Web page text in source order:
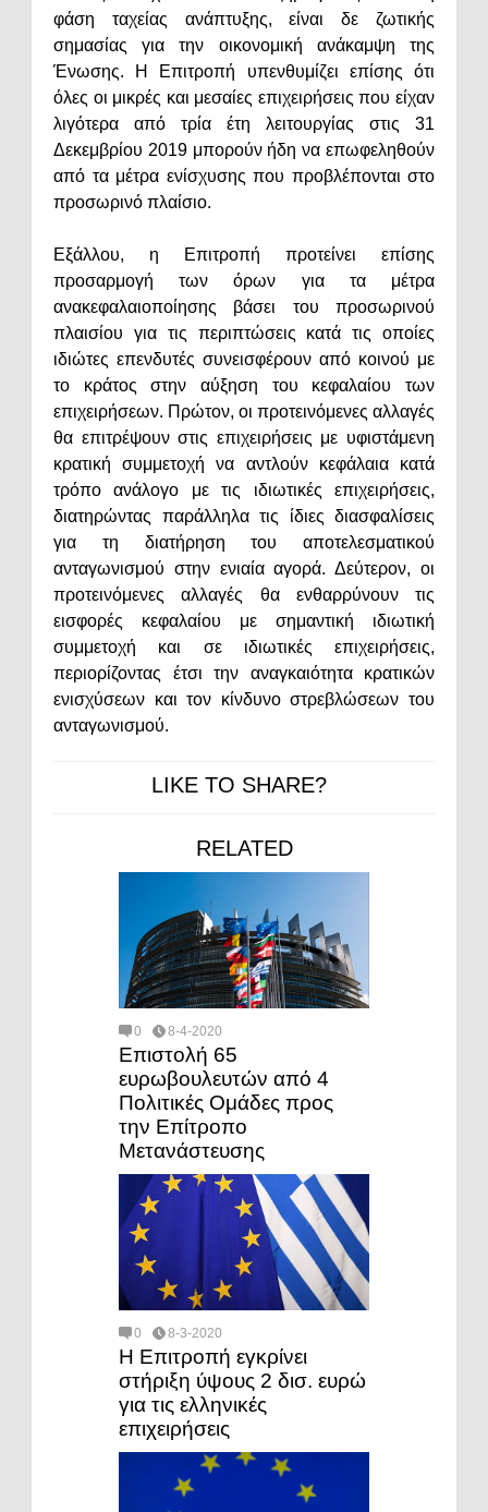
φάση ταχείας ανάπτυξης, είναι δε ζωτικής
σημασίας για την οικονομική ανάκαμψη της
Ένωσης. Η Επιτροπή υπενθυμίζει επίσης ότι
όλες οι μικρές και μεσαίες επιχειρήσεις που είχαν
λιγότερα από τρία έτη λειτουργίας στις 31
Δεκεμβρίου 2019 μπορούν ήδη να επωφεληθούν
από τα μέτρα ενίσχυσης που προβλέπονται στο
προσωρινό πλαίσιο.
Εξάλλου, η Επιτροπή προτείνει επίσης
προσαρμογή των όρων για τα μέτρα
ανακεφαλαιοποίησης βάσει του προσωρινού
πλαισίου για τις περιπτώσεις κατά τις οποίες
ιδιώτες επενδυτές συνεισφέρουν από κοινού με
το κράτος στην αύξηση του κεφαλαίου των
επιχειρήσεων. Πρώτον, οι προτεινόμενες αλλαγές
θα επιτρέψουν στις επιχειρήσεις με υφιστάμενη
κρατική συμμετοχή να αντλούν κεφάλαια κατά
τρόπο ανάλογο με τις ιδιωτικές επιχειρήσεις,
διατηρώντας παράλληλα τις ίδιες διασφαλίσεις
για τη διατήρηση του αποτελεσματικού
ανταγωνισμού στην ενιαία αγορά. Δεύτερον, οι
προτεινόμενες αλλαγές θα ενθαρρύνουν τις
εισφορές κεφαλαίου με σημαντική ιδιωτική
συμμετοχή και σε ιδιωτικές επιχειρήσεις,
περιορίζοντας έτσι την αναγκαιότητα κρατικών
ενισχύσεων και τον κίνδυνο στρεβλώσεων του
ανταγωνισμού.
LIKE TO SHARE?
RELATED
0 8-4-2020
Επιστολή 65
ευρωβουλευτών από 4
Πολιτικές Ομάδες προς
την Επίτροπο
Μετανάστευσης
0 8-3-2020
Η Επιτροπή εγκρίνει
στήριξη ύψους 2 δισ. ευρώ
για τις ελληνικές
επιχειρήσεις